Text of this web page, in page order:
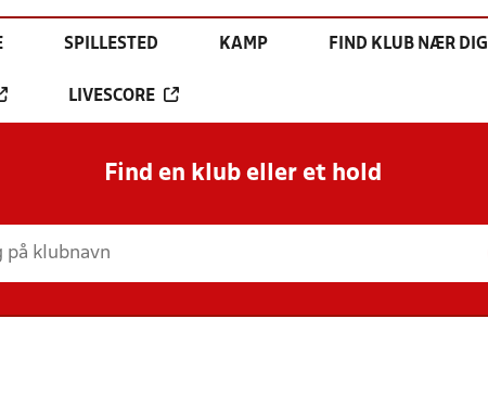
SPILLESTED KAMP FIND KLUB NÆR DIG
LIVESCORE
Find en klub eller et hold